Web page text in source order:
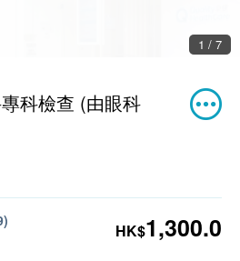
2 / 7
科檢查 (由眼科
HK$1,300.0